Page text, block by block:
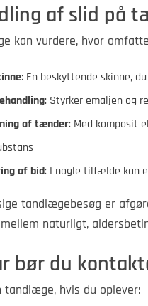
af slid på
kan vurdere, hvor
: En beskyttende skinne,
: Styrker emaljen og
af tænder: Med komposit
af bid: I nogle tilfælde kan
tandlægebesøg er
naturligt,
bør du
tandlæge, hvis du oplever: